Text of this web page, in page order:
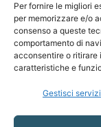
Per fornire le migliori
per memorizzare e/o
consenso a queste
comportamento di
acconsentire o ritirare
caratteristiche e
Gestisci servizi